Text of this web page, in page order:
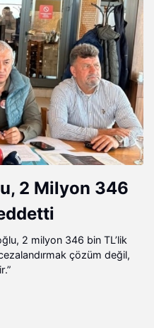
2 Milyon 346
2 milyon 346 bin TL’lik
çözüm değil,